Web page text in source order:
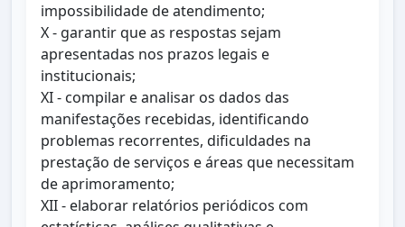
impossibilidade de atendimento;
X - garantir que as respostas sejam
apresentadas nos prazos legais e
institucionais;
XI - compilar e analisar os dados das
manifestações recebidas, identificando
problemas recorrentes, dificuldades na
prestação de serviços e áreas que necessitam
de aprimoramento;
XII - elaborar relatórios periódicos com